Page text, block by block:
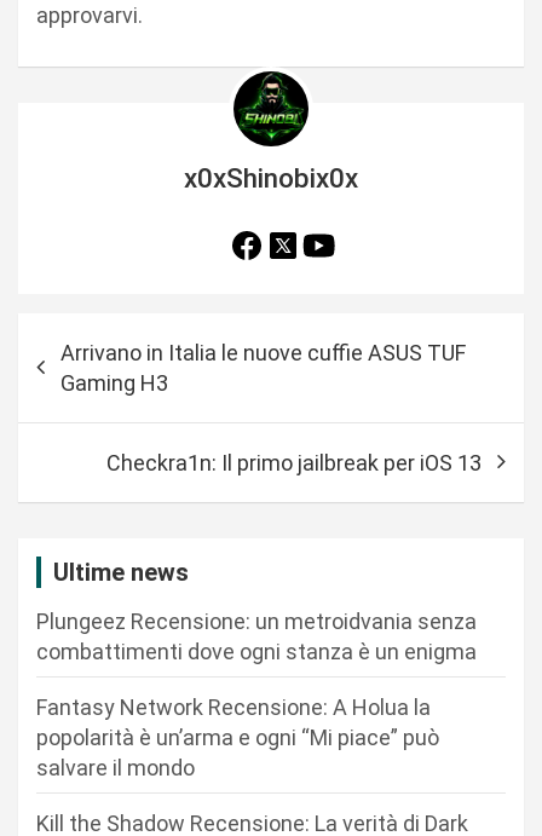
approvarvi.
x0xShinobix0x
Arrivano in Italia le nuove cuffie ASUS TUF
Gaming H3
Checkra1n: Il primo jailbreak per iOS 13
Ultime news
Plungeez Recensione: un metroidvania senza
combattimenti dove ogni stanza è un enigma
Fantasy Network Recensione: A Holua la
popolarità è un’arma e ogni “Mi piace” può
salvare il mondo
Kill the Shadow Recensione: La verità di Dark